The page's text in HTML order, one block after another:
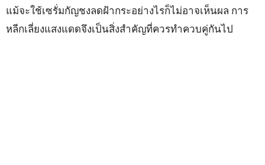
แม้จะใช้เซรั่มกัญชงลดฝ้ากระอย่างไรก็ไม่อาจเห็นผล การ
หลีกเลี่ยงแสงแดดจึงเป็นสิ่งสำคัญที่ควรทำควบคู่กันไป